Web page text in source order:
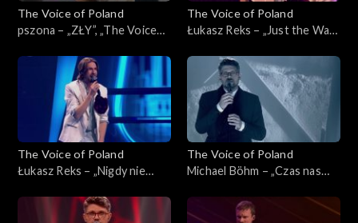
The Voice of Poland
pszona – „ZŁY”, „The Voice
listopada 2025
The Voice of Poland
Łukasz Reks – „Just the Way
Poland”, Live 3, 22 listopada
2025
The Voice of Poland
Łukasz Reks – „Nigdy nie
Poland”, Live 3, 22 listopada
The Voice of Poland
Michael Böhm – „Czas nas
Poland”, Live 3, 22 listopada